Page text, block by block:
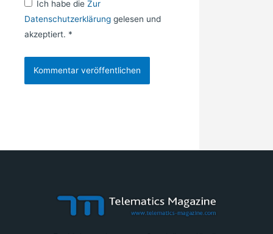
Ich habe die Zur
Datenschutzerklärung gelesen und
akzeptiert. *